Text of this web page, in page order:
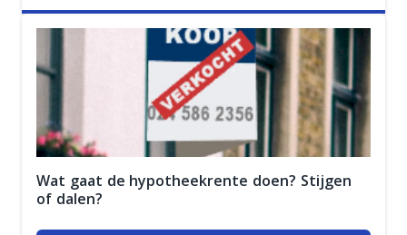
Wat gaat de hypotheekrente doen? Stijgen
of dalen?